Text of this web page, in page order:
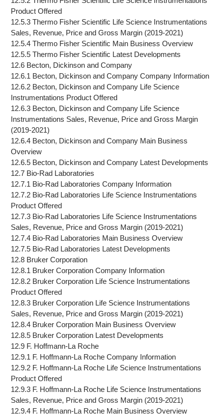
Product Offered
12.5.3 Thermo Fisher Scientific Life Science Instrumentations
Sales, Revenue, Price and Gross Margin (2019-2021)
12.5.4 Thermo Fisher Scientific Main Business Overview
12.5.5 Thermo Fisher Scientific Latest Developments
12.6 Becton, Dickinson and Company
12.6.1 Becton, Dickinson and Company Company Information
12.6.2 Becton, Dickinson and Company Life Science
Instrumentations Product Offered
12.6.3 Becton, Dickinson and Company Life Science
Instrumentations Sales, Revenue, Price and Gross Margin
(2019-2021)
12.6.4 Becton, Dickinson and Company Main Business
Overview
12.6.5 Becton, Dickinson and Company Latest Developments
12.7 Bio-Rad Laboratories
12.7.1 Bio-Rad Laboratories Company Information
12.7.2 Bio-Rad Laboratories Life Science Instrumentations
Product Offered
12.7.3 Bio-Rad Laboratories Life Science Instrumentations
Sales, Revenue, Price and Gross Margin (2019-2021)
12.7.4 Bio-Rad Laboratories Main Business Overview
12.7.5 Bio-Rad Laboratories Latest Developments
12.8 Bruker Corporation
12.8.1 Bruker Corporation Company Information
12.8.2 Bruker Corporation Life Science Instrumentations
Product Offered
12.8.3 Bruker Corporation Life Science Instrumentations
Sales, Revenue, Price and Gross Margin (2019-2021)
12.8.4 Bruker Corporation Main Business Overview
12.8.5 Bruker Corporation Latest Developments
12.9 F. Hoffmann-La Roche
12.9.1 F. Hoffmann-La Roche Company Information
12.9.2 F. Hoffmann-La Roche Life Science Instrumentations
Product Offered
12.9.3 F. Hoffmann-La Roche Life Science Instrumentations
Sales, Revenue, Price and Gross Margin (2019-2021)
12.9.4 F. Hoffmann-La Roche Main Business Overview